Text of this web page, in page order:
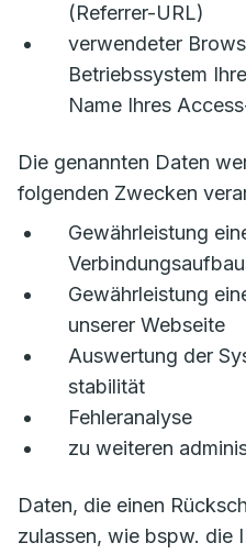
(Referrer-URL)
verwendeter
Betriebssystem
Name Ihres
Die genannten Daten
folgenden Zwecken
Gewährleistung
Gewährleistung
unserer Webseite
Auswertung der
stabilität
Fehleranalyse
zu weiteren
Daten, die einen
zulassen, wie bspw. die